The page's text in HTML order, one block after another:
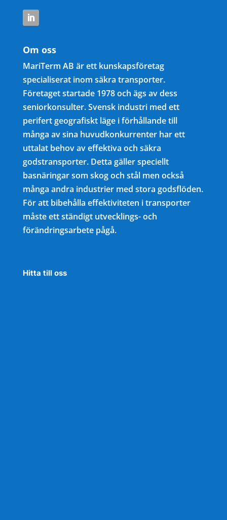
Om oss
MariTerm AB är ett kunskapsföretag
specialiserat inom säkra transporter.
Företaget startade 1978 och ägs av dess
seniorkonsulter. Svensk industri med ett
perifert geografiskt läge i förhållande till
många av sina huvudkonkurrenter har ett
uttalat behov av effektiva och säkra
godstransporter. Detta gäller speciellt
basnäringar som skog och stål men också
många andra industrier med stora godsflöden.
För att bibehålla effektiviteten i transporter
måste ett ständigt utvecklings- och
förändringsarbete pågå.
Hitta till oss